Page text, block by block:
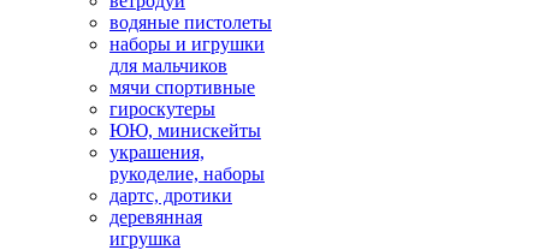
водяные пистолеты
наборы и игрушки
для мальчиков
мячи спортивные
гироскутеры
ЮЮ, минискейты
украшения,
рукоделие, наборы
дартс, дротики
деревянная
игрушка